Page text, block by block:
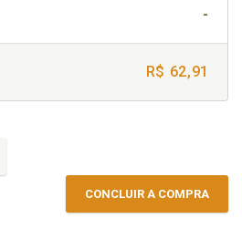
-
R$ 62,91
CONCLUIR A COMPRA